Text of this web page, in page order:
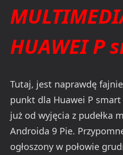
HUAWEI P
Tutaj, jest naprawdę
punkt dla Huawei P
już od wyjęcia z pudełka
Androida 9 Pie.
ogłoszony w połowie